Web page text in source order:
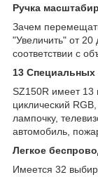
Ручка
Зачем
"Увеличить" от 20
соответствии с
13
SZ150R имеет 13
циклический
лампочку,
автомобиль,
Легкое
Имеется 32